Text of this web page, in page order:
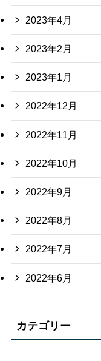
2023年4月
2023年2月
2023年1月
2022年12月
2022年11月
2022年10月
2022年9月
2022年8月
2022年7月
2022年6月
カテゴリー